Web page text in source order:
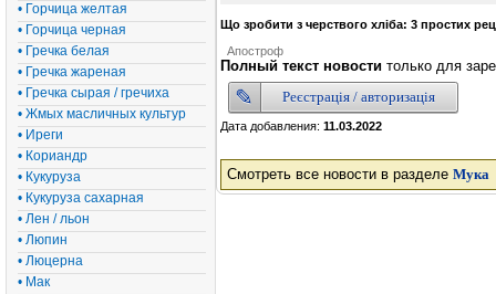
• Горчица желтая
• Горчица черная
• Гречка белая
• Гречка жареная
• Гречка сырая / гречиха
• Жмых масличных культур
• Иреги
• Кориандр
• Кукуруза
• Кукуруза сахарная
• Лен / льон
• Люпин
• Люцерна
• Мак
Що зробити з черствого хліба: 3 простих
Апостроф
Полный текст новости только для
Реєстрація / авторизація
Дата добавления: 11.03.2022
Смотреть все новости в разделе Мука